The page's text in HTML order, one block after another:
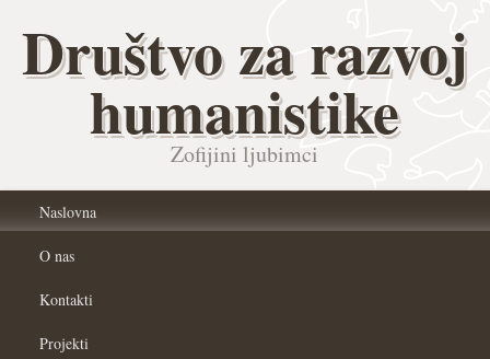
Društvo za razvoj
humanistike
Zofijini ljubimci
Naslovna
O nas
Kontakti
Projekti